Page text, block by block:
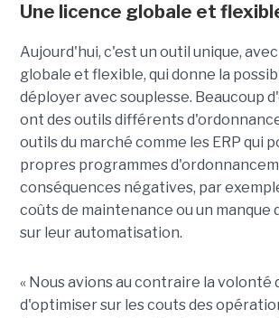
Une licence globale et
Aujourd'hui, c'est un outil unique,
globale et flexible, qui donne la
déployer avec souplesse. Beaucoup
ont des outils différents
outils du marché comme les ERP qui
propres programmes
conséquences négatives, par
coûts de maintenance ou un manque
sur leur automatisation.
« Nous avions au contraire la volonté
d'optimiser sur les couts des